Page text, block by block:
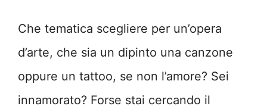
Che tematica scegliere per un’opera
d’arte, che sia un dipinto una canzone
oppure un tattoo, se non l’amore? Sei
innamorato? Forse stai cercando il